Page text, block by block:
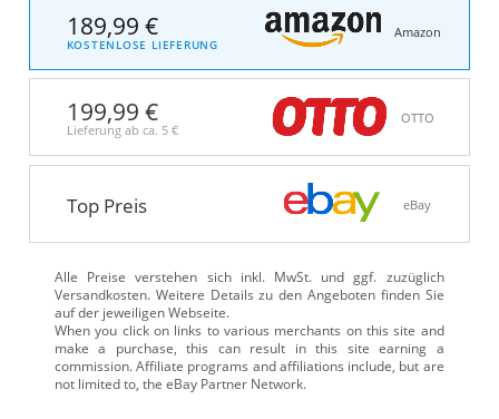
189,99 €
KOSTENLOSE LIEFERUNG
Amazon
199,99 €
Lieferung ab ca. 5 €
OTTO
Top Preis eBay
Alle Preise verstehen sich inkl. MwSt. und ggf. zuzüglich
Versandkosten. Weitere Details zu den Angeboten finden Sie
auf der jeweiligen Webseite.